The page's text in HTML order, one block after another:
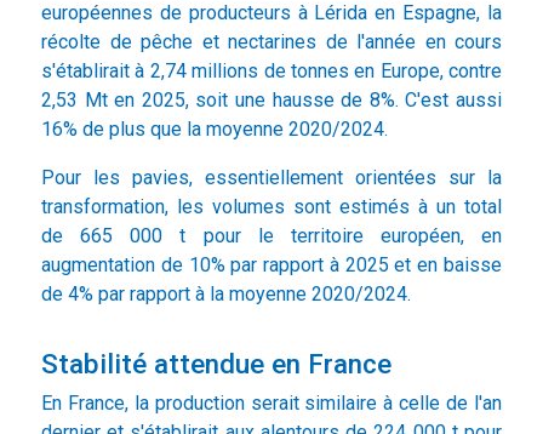
européennes de producteurs à Lérida en Espagne, la
récolte de pêche et nectarines de l'année en cours
s'établirait à 2,74 millions de tonnes en Europe, contre
2,53 Mt en 2025, soit une hausse de 8%. C'est aussi
16% de plus que la moyenne 2020/2024.
Pour les pavies, essentiellement orientées sur la
transformation, les volumes sont estimés à un total
de 665 000 t pour le territoire européen, en
augmentation de 10% par rapport à 2025 et en baisse
de 4% par rapport à la moyenne 2020/2024.
Stabilité attendue en France
En France, la production serait similaire à celle de l'an